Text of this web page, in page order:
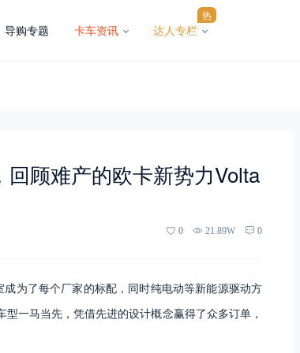
导购专题 卡车资讯 达人专栏
热
顾难产的欧卡新势力Volta
0 21.89W 0
为了每个厂家的标配，同时纯电动等新能源驱动方
一马当先，凭借先进的设计概念赢得了众多订单，